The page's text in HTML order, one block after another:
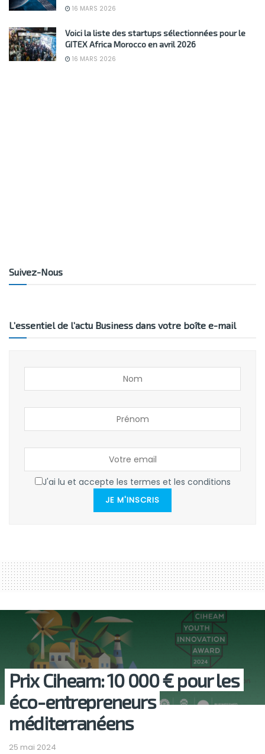
16 MARS 2026
Voici la liste des startups sélectionnées pour le
GITEX Africa Morocco en avril 2026
16 MARS 2026
Suivez-Nous
L’essentiel de l’actu Business dans votre boîte e-mail
J'ai lu et accepte les termes et les conditions
JE M'INSCRIS
Prix Ciheam: 10 000 € pour les
éco-entrepreneurs
méditerranéens
25 mai 2024